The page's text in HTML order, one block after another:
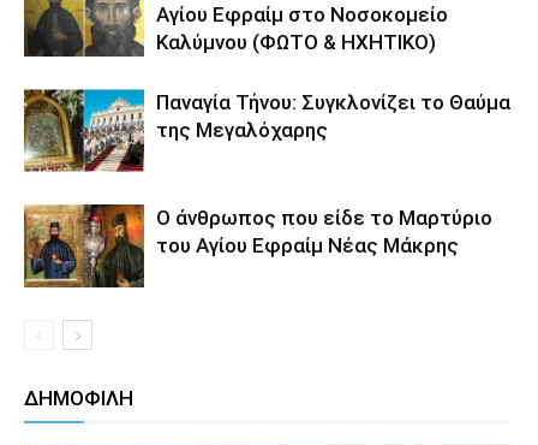
Αγίου Εφραίμ στο Νοσοκομείο
Καλύμνου (ΦΩΤΟ & ΗΧΗΤΙΚΟ)
Παναγία Τήνου: Συγκλονίζει το Θαύμα
της Μεγαλόχαρης
Ο άνθρωπος που είδε το Μαρτύριο
του Αγίου Εφραίμ Νέας Μάκρης
ΔΗΜΟΦΙΛΗ